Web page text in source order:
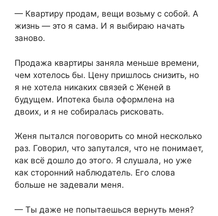
— Квартиру продам, вещи возьму с собой. А
жизнь — это я сама. И я выбираю начать
заново.
Продажа квартиры заняла меньше времени,
чем хотелось бы. Цену пришлось снизить, но
я не хотела никаких связей с Женей в
будущем. Ипотека была оформлена на
двоих, и я не собиралась рисковать.
Женя пытался поговорить со мной несколько
раз. Говорил, что запутался, что не понимает,
как всё дошло до этого. Я слушала, но уже
как сторонний наблюдатель. Его слова
больше не задевали меня.
— Ты даже не попытаешься вернуть меня?